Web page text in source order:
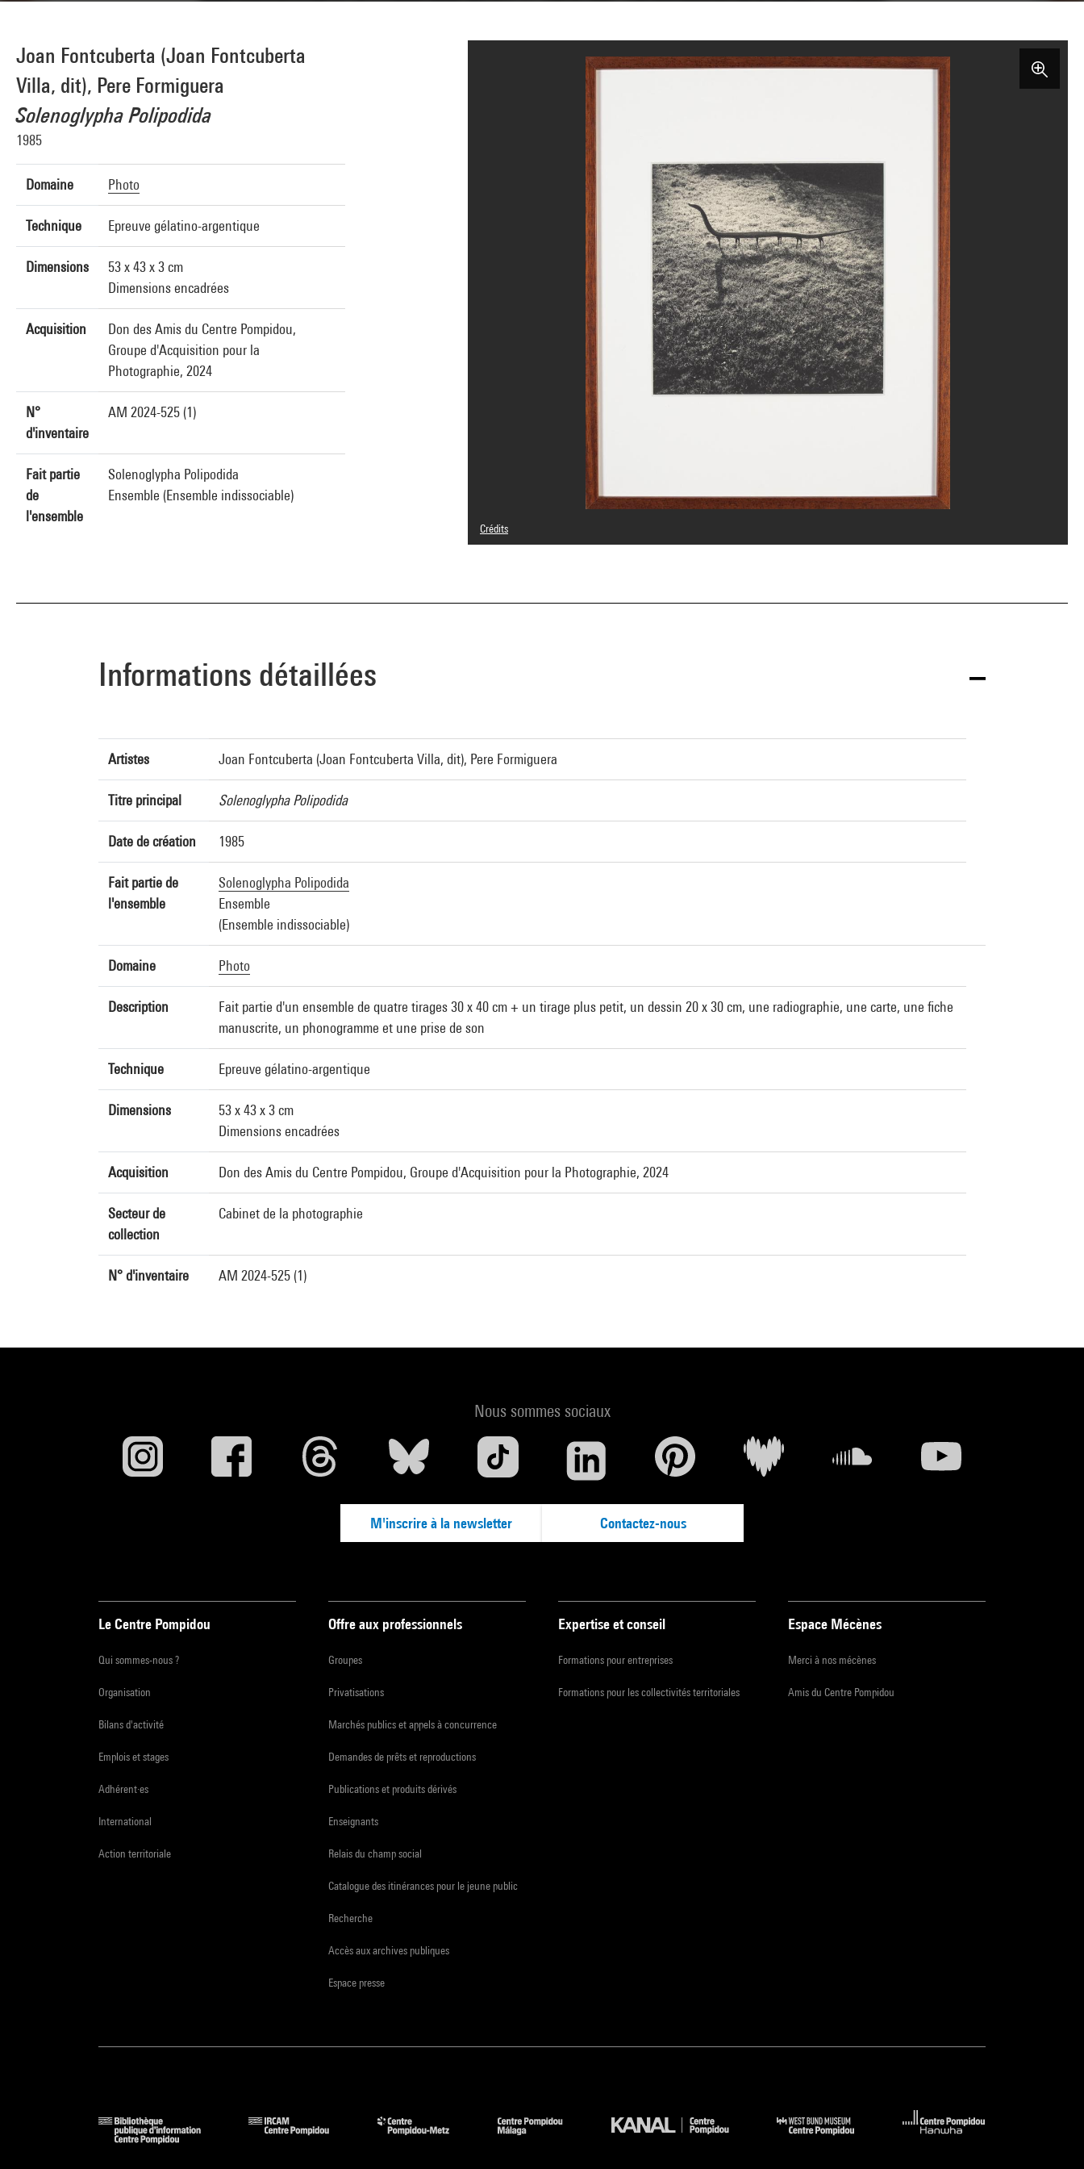
Joan Fontcuberta (Joan Fontcuberta
Villa, dit), Pere Formiguera
Solenoglypha Polipodida
1985
Domaine Photo
Technique Epreuve gélatino-argentique
Dimensions
53 x 43 x 3 cm
Dimensions encadrées
Acquisition
Don des Amis du Centre Pompidou,
Groupe d'Acquisition pour la
Photographie, 2024
N°
d'inventaire
AM 2024-525 (1)
Fait partie
de
l'ensemble
Solenoglypha Polipodida
Ensemble (Ensemble indissociable)
Crédits
© Adagp, Paris
Informations détaillées
Artistes Joan Fontcuberta (Joan Fontcuberta Villa, dit), Pere Formiguera
Titre principal Solenoglypha Polipodida
Date de création 1985
Fait partie de
l'ensemble
Solenoglypha Polipodida
Ensemble
(Ensemble indissociable)
Domaine Photo
Description
Fait partie d'un ensemble de quatre tirages 30 x 40 cm + un tirage plus petit, un dessin 20 x 30 cm, une radiographie, une carte, une fiche
manuscrite, un phonogramme et une prise de son
Technique Epreuve gélatino-argentique
Dimensions
53 x 43 x 3 cm
Dimensions encadrées
Acquisition Don des Amis du Centre Pompidou, Groupe d'Acquisition pour la Photographie, 2024
Secteur de
collection
Cabinet de la photographie
N° d'inventaire AM 2024-525 (1)
Nous sommes sociaux
M'inscrire à la newsletter Contactez-nous
Le Centre Pompidou
Qui sommes-nous ?
Organisation
Bilans d'activité
Emplois et stages
Adhérent·es
International
Action territoriale
Offre aux professionnels
Groupes
Privatisations
Marchés publics et appels à concurrence
Demandes de prêts et reproductions
Publications et produits dérivés
Enseignants
Relais du champ social
Catalogue des itinérances pour le jeune public
Recherche
Accès aux archives publiques
Espace presse
Expertise et conseil
Formations pour entreprises
Formations pour les collectivités territoriales
Espace Mécènes
Merci à nos mécènes
Amis du Centre Pompidou